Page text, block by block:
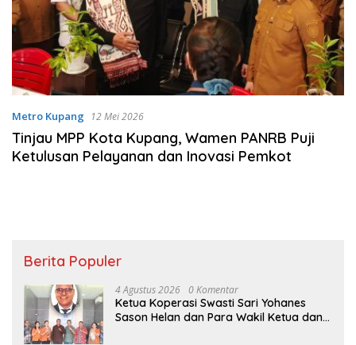
Metro Kupang 12 Mei 2026
Tinjau MPP Kota Kupang, Wamen PANRB Puji
Ketulusan Pelayanan dan Inovasi Pemkot
Berita Populer
4 Agustus 2026 0 Komentar
Ketua Koperasi Swasti Sari Yohanes
Sason Helan dan Para Wakil Ketua dan